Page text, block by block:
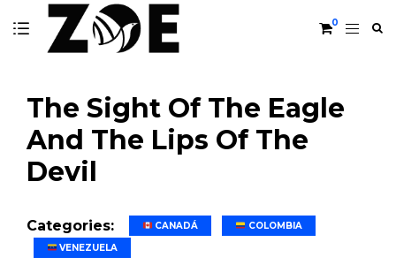
0
The Sight Of The Eagle
And The Lips Of The
Devil
Categories: CANADÁ
COLOMBIA
VENEZUELA